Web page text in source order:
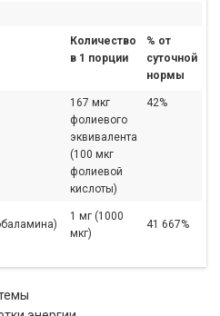
Количество
в 1 порции
% от
суточной
нормы
167 мкг
фолиевого
эквивалента
(100 мкг
фолиевой
кислоты)
42%
1 мг (1000
мкг)
41 667%